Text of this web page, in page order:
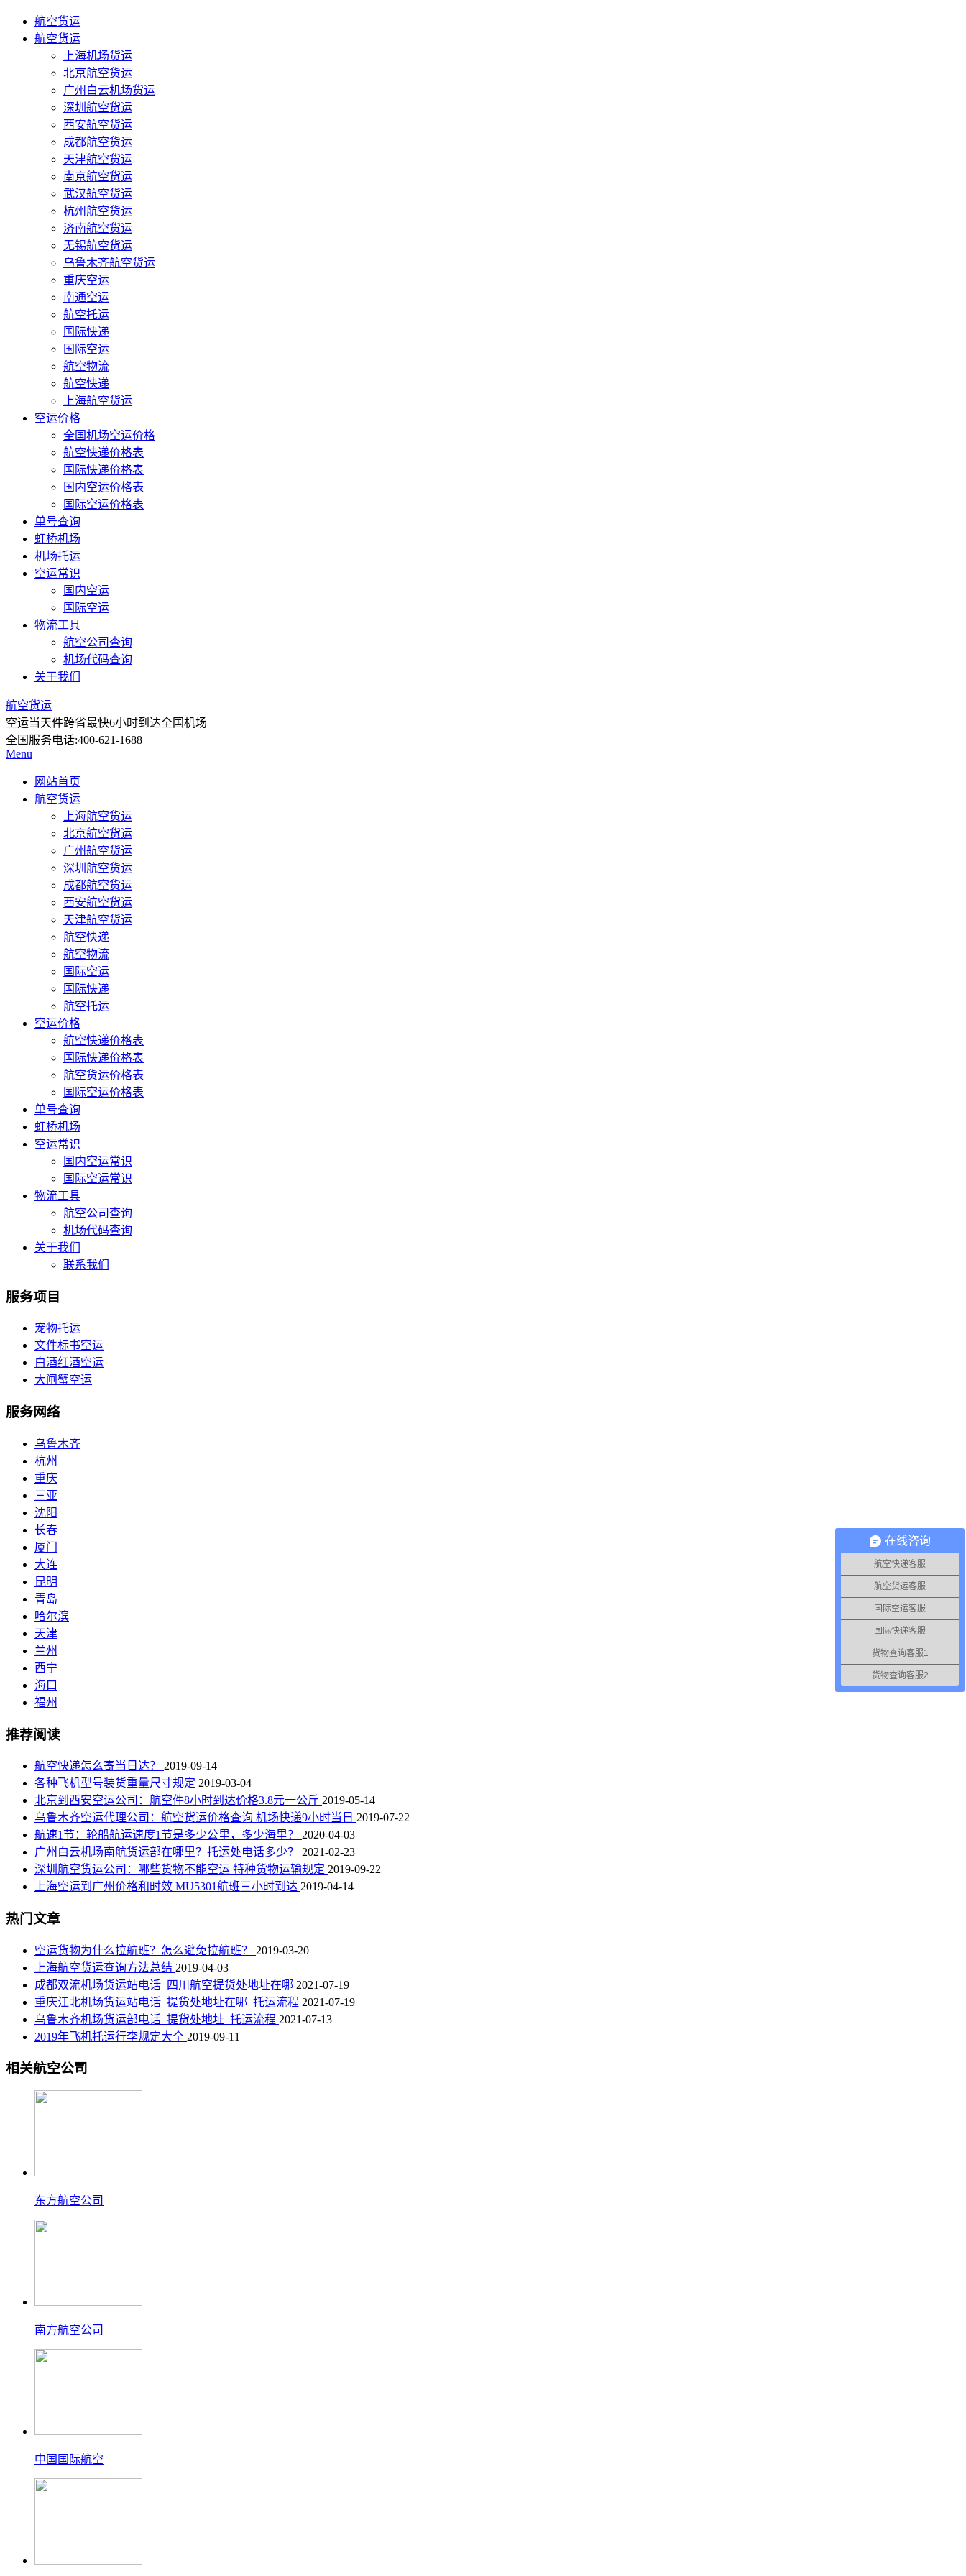
航空货运
航空货运
上海机场货运
北京航空货运
广州白云机场货运
深圳航空货运
西安航空货运
成都航空货运
天津航空货运
南京航空货运
武汉航空货运
杭州航空货运
济南航空货运
无锡航空货运
乌鲁木齐航空货运
重庆空运
南通空运
航空托运
国际快递
国际空运
航空物流
航空快递
上海航空货运
空运价格
全国机场空运价格
航空快递价格表
国际快递价格表
国内空运价格表
国际空运价格表
单号查询
虹桥机场
机场托运
空运常识
国内空运
国际空运
物流工具
航空公司查询
机场代码查询
关于我们
航空货运
空运当天件跨省最快6小时到达全国机场
全国服务电话:400-621-1688
Menu
网站首页
航空货运
上海航空货运
北京航空货运
广州航空货运
深圳航空货运
成都航空货运
西安航空货运
天津航空货运
航空快递
航空物流
国际空运
国际快递
航空托运
空运价格
航空快递价格表
国际快递价格表
航空货运价格表
国际空运价格表
单号查询
虹桥机场
空运常识
国内空运常识
国际空运常识
物流工具
航空公司查询
机场代码查询
关于我们
联系我们
服务项目
宠物托运
文件标书空运
白酒红酒空运
大闸蟹空运
服务网络
乌鲁木齐
杭州
重庆
三亚
沈阳
长春
厦门
大连
昆明
青岛
哈尔滨
天津
兰州
西宁
海口
福州
推荐阅读
航空快递怎么寄当日达？ 2019-09-14
各种飞机型号装货重量尺寸规定 2019-03-04
北京到西安空运公司：航空件8小时到达价格3.8元一公斤 2019-05-14
乌鲁木齐空运代理公司：航空货运价格查询 机场快递9小时当日 2019-07-22
航速1节：轮船航运速度1节是多少公里，多少海里？ 2020-04-03
广州白云机场南航货运部在哪里？托运处电话多少？ 2021-02-23
深圳航空货运公司：哪些货物不能空运 特种货物运输规定 2019-09-22
上海空运到广州价格和时效 MU5301航班三小时到达 2019-04-14
热门文章
空运货物为什么拉航班？怎么避免拉航班？ 2019-03-20
上海航空货运查询方法总结 2019-04-03
成都双流机场货运站电话_四川航空提货处地址在哪 2021-07-19
重庆江北机场货运站电话_提货处地址在哪_托运流程 2021-07-19
乌鲁木齐机场货运部电话_提货处地址_托运流程 2021-07-13
2019年飞机托运行李规定大全 2019-09-11
相关航空公司
东方航空公司
南方航空公司
中国国际航空
在线咨询
航空快递客服
航空货运客服
国际空运客服
国际快递客服
货物查询客服1
货物查询客服2